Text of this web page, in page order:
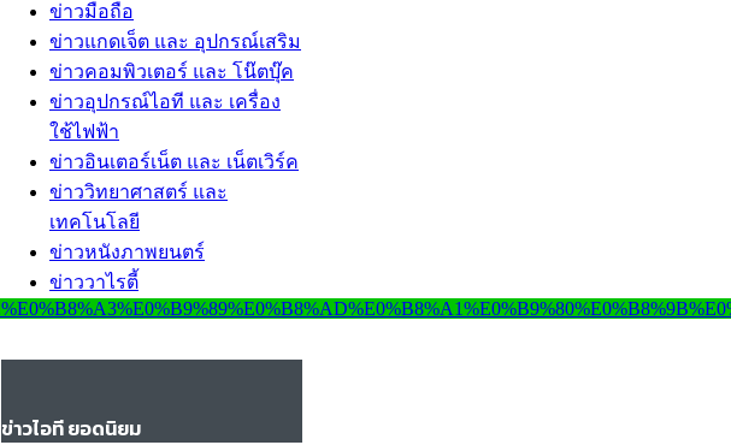
ข่าวมือถือ
ข่าวแกดเจ็ต และ อุปกรณ์เสริม
ข่าวคอมพิวเตอร์ และ โน๊ตบุ๊ค
ข่าวอุปกรณ์ไอที และ เครื่อง
ใช้ไฟฟ้า
ข่าวอินเตอร์เน็ต และ เน็ตเวิร์ค
ข่าววิทยาศาสตร์ และ
เทคโนโลยี
ข่าวหนังภาพยนตร์
ข่าววาไรตี้
ข่าวไอที ยอดนิยม